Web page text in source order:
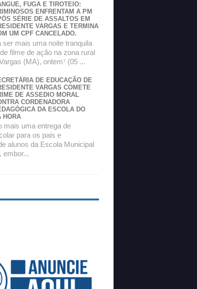
FUGA E TIROTEIO:
ENFRENTAM A PM
SÉRIE DE ASSALTOS EM
VARGAS E TERMINA
UM CPF CANCELADO.
ser mais uma noite tranquila
filme de ação na zona rural
(MA), ontem⁷ (05 ...
DE EDUCAÇÃO DE
VARGAS COMETE
DE ASSEDIO MORAL
CORDENADORA
DA ESCOLA DO
HORA
mais uma entrega de
para os pais e
alunos da Escola Municipal
embor...